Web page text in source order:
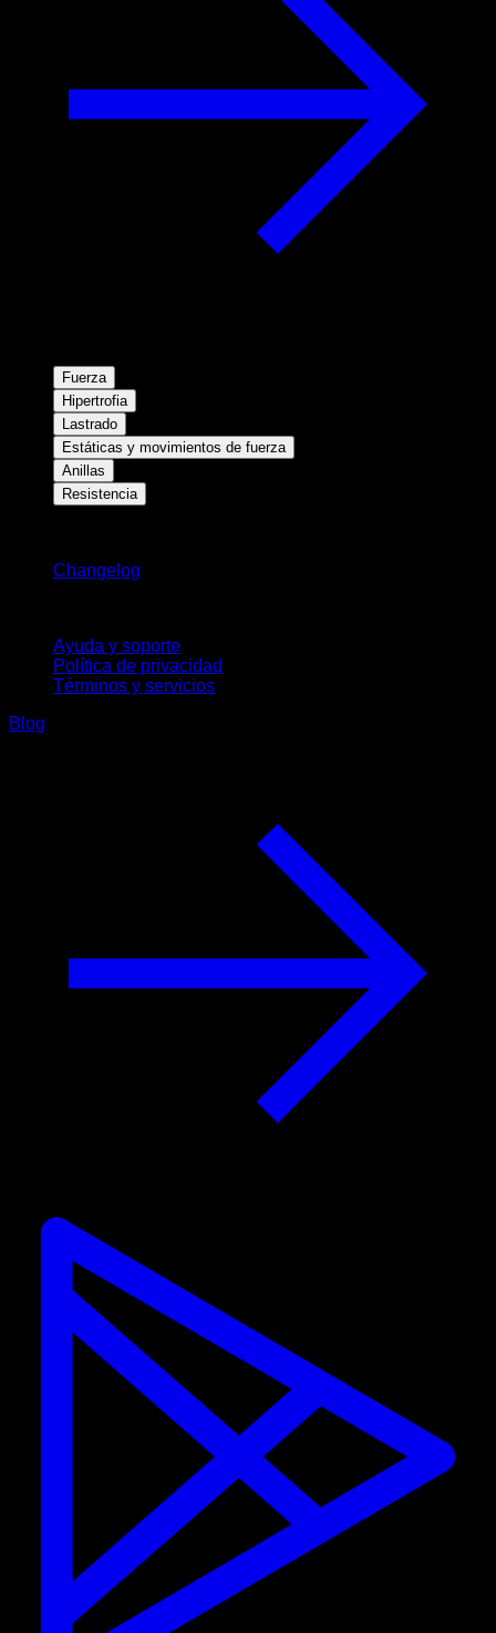
Fuerza
Hipertrofia
Lastrado
Estáticas y movimientos de fuerza
Anillas
Resistencia
Changelog
Ayuda y soporte
Política de privacidad
Términos y servicios
Blog